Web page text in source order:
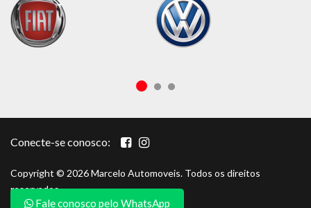
Fale conosco pelo WhatsApp
Conecte-se conosco:
Copyright © 2026 Marcelo Automoveis. Todos os direitos
reservados.
Portal porautow